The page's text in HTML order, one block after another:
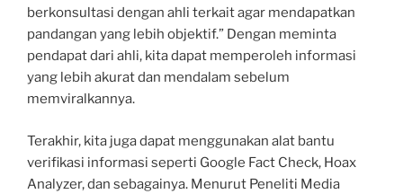
berkonsultasi dengan ahli terkait agar mendapatkan
pandangan yang lebih objektif.” Dengan meminta
pendapat dari ahli, kita dapat memperoleh informasi
yang lebih akurat dan mendalam sebelum
memviralkannya.
Terakhir, kita juga dapat menggunakan alat bantu
verifikasi informasi seperti Google Fact Check, Hoax
Analyzer, dan sebagainya. Menurut Peneliti Media